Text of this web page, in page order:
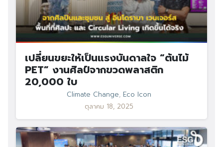
เปลี่ยนขยะให้เป็นแรงบันดาลใจ “ต้นไม้
PET” งานศิลป์จากขวดพลาสติก
20,000 ใบ
Climate Change, Eco Icon
ตุลาคม 18, 2025